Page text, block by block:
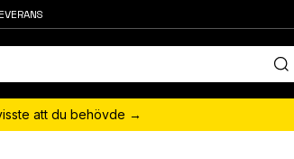
att du behövde →